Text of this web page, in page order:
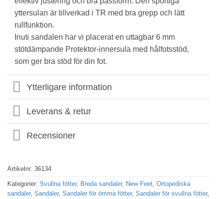
yttersulan är tillverkad i TR med bra grepp och lätt
rullfunktion.
Inuti sandalen har vi placerat en uttagbar 6 mm
stötdämpande Protektor-innersula med hålfotsstöd,
som ger bra stöd för din fot.
Ytterligare information
Leverans & retur
Recensioner
Artikelnr: 36134
Kategorier: Svullna fötter, Breda sandaler, New Feet, Ortopediska
sandaler, Sandaler, Sandaler för ömma fötter, Sandaler för svullna fötter,